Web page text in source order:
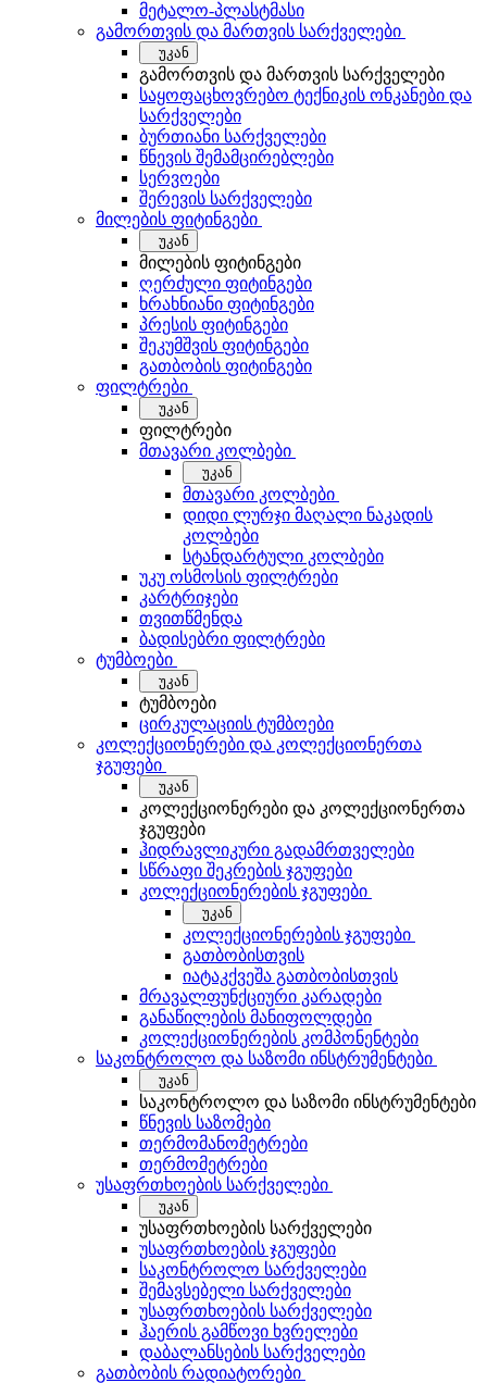
მეტალო-პლასტმასი
გამორთვის და მართვის სარქველები
უკან
გამორთვის და მართვის სარქველები
საყოფაცხოვრებო ტექნიკის ონკანები და
სარქველები
ბურთიანი სარქველები
წნევის შემამცირებლები
სერვოები
შერევის სარქველები
მილების ფიტინგები
უკან
მილების ფიტინგები
ღერძული ფიტინგები
ხრახნიანი ფიტინგები
პრესის ფიტინგები
შეკუმშვის ფიტინგები
გათბობის ფიტინგები
ფილტრები
უკან
ფილტრები
მთავარი კოლბები
უკან
მთავარი კოლბები
დიდი ლურჯი მაღალი ნაკადის
კოლბები
სტანდარტული კოლბები
უკუ ოსმოსის ფილტრები
კარტრიჯები
თვითწმენდა
ბადისებრი ფილტრები
ტუმბოები
უკან
ტუმბოები
ცირკულაციის ტუმბოები
კოლექციონერები და კოლექციონერთა
ჯგუფები
უკან
კოლექციონერები და კოლექციონერთა
ჯგუფები
ჰიდრავლიკური გადამრთველები
სწრაფი შეკრების ჯგუფები
კოლექციონერების ჯგუფები
უკან
კოლექციონერების ჯგუფები
გათბობისთვის
იატაკქვეშა გათბობისთვის
მრავალფუნქციური კარადები
განაწილების მანიფოლდები
კოლექციონერების კომპონენტები
საკონტროლო და საზომი ინსტრუმენტები
უკან
საკონტროლო და საზომი ინსტრუმენტები
წნევის საზომები
თერმომანომეტრები
თერმომეტრები
უსაფრთხოების სარქველები
უკან
უსაფრთხოების სარქველები
უსაფრთხოების ჯგუფები
საკონტროლო სარქველები
შემავსებელი სარქველები
უსაფრთხოების სარქველები
ჰაერის გამწოვი ხვრელები
დაბალანსების სარქველები
გათბობის რადიატორები